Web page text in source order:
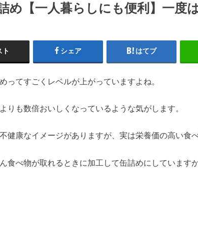
め【一人暮らしにも便利】一度
ト シェア はてブ
ってすごくレベルが上がっていますよね。
りも数倍おいしくなっているような気がします。
健康なイメージがありますが、実は栄養価の高い食
食べ物が取れるときに加工して缶詰めにしています